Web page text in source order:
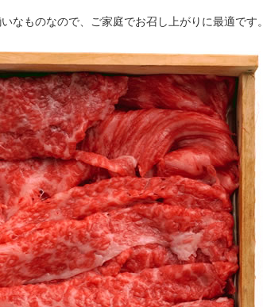
なものなので、ご家庭でお召し上がりに最適です。